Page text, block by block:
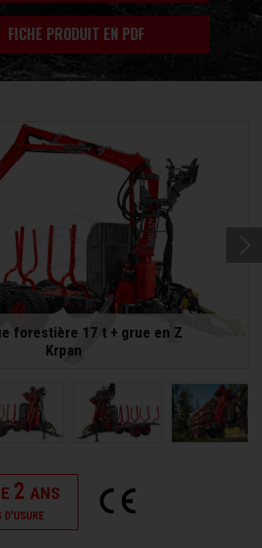
FICHE PRODUIT EN PDF
forestière 17 t + grue en Z
Krpan
2 ANS
D'USURE